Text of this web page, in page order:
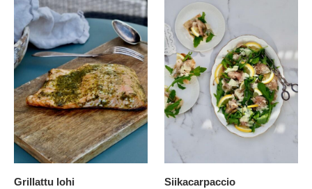
Grillattu lohi
Siikacarpaccio